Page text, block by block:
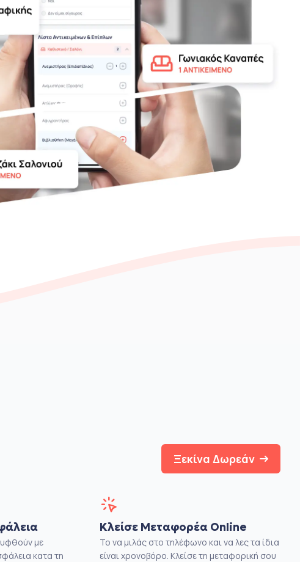
Ξεκίνα Δωρεάν
με
κατα τη
Κλείσε Μεταφορέα Online
Το να μιλάς στο τηλέφωνο και να λες τα ίδια
είναι χρονοβόρο. Κλείσε τη μεταφορική σου